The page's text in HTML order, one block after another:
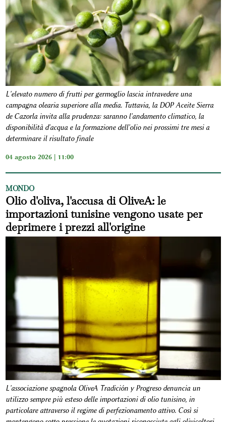
L'elevato numero di frutti per germoglio lascia intravedere una
campagna olearia superiore alla media. Tuttavia, la DOP Aceite Sierra
de Cazorla invita alla prudenza: saranno l'andamento climatico, la
disponibilità d'acqua e la formazione dell'olio nei prossimi tre mesi a
determinare il risultato finale
04 agosto 2026 | 11:00
MONDO
Olio d'oliva, l'accusa di OliveA: le
importazioni tunisine vengono usate per
deprimere i prezzi all'origine
L'associazione spagnola OliveA Tradición y Progreso denuncia un
utilizzo sempre più esteso delle importazioni di olio tunisino, in
particolare attraverso il regime di perfezionamento attivo. Così si